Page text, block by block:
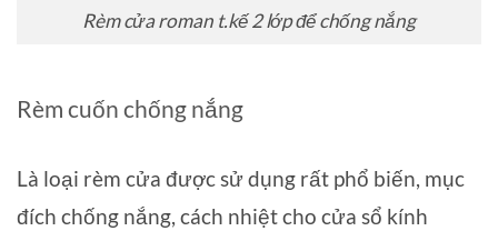
Rèm cửa roman t.kế 2 lớp để chống nắng
Rèm cuốn chống nắng
Là loại rèm cửa được sử dụng rất phổ biến, mục
đích chống nắng, cách nhiệt cho cửa sổ kính